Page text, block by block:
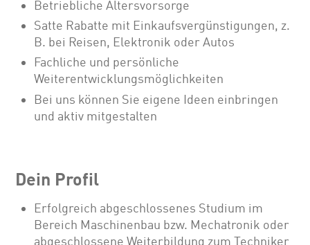
Betriebliche Altersvorsorge
Satte Rabatte mit Einkaufsvergünstigungen, z.
B. bei Reisen, Elektronik oder Autos
Fachliche und persönliche
Weiterentwicklungsmöglichkeiten
Bei uns können Sie eigene Ideen einbringen
und aktiv mitgestalten
Dein Profil
Erfolgreich abgeschlossenes Studium im
Bereich Maschinenbau bzw. Mechatronik oder
abgeschlossene Weiterbildung zum Techniker